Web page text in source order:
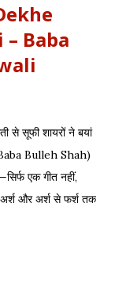
Baba
से सूफी शायरों ने बयां
(Baba Bulleh Shah)
एक गीत नहीं,
और अर्श से फर्श तक